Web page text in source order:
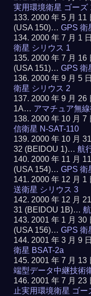
実用環境衛星 ゴーズ
2000 年 5 月 11
(USA 150)…GPS 衛
2000 年 7 月 1
衛星 シリウス 1
2000 年 7 月 16
(USA 151)…GPS 衛
2000 年 9 月 5
衛星 シリウス 2
2000 年 9 月 26
1A… アマチュア無
2000 年 10 月
信衛星 N-SAT-110
2000 年 10 月
32 (BEIDOU 1)…航
2000 年 11 月
(USA 154)…GPS 衛
2000 年 12 月 1
送衛星 シリウス 3
2000 年 12 月
31 (BEIDOU 1B)…
2001 年 1 月 30
(USA 156)…GPS 衛
2001 年 3 月 9
衛星 BSAT-2a
2001 年 7 月 13
端型データ中継技術
2001 年 7 月
止実用環境衛星 ゴー